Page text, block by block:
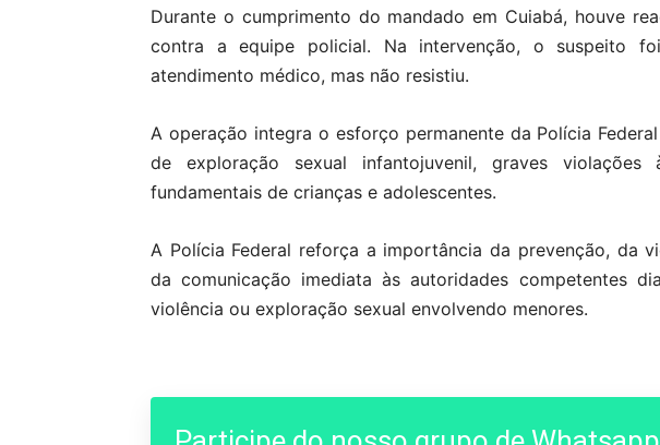
Durante o cumprimento do mandado em Cuiabá, houve
contra a equipe policial. Na intervenção, o suspeito
atendimento médico, mas não resistiu.
A operação integra o esforço permanente da Polícia
de exploração sexual infantojuvenil, graves
fundamentais de crianças e adolescentes.
A Polícia Federal reforça a importância da prevenção, da
da comunicação imediata às autoridades competentes
violência ou exploração sexual envolvendo menores.